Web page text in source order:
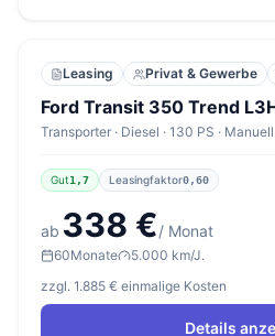
Leasing Privat & Gewerbe
Transporter · Diesel · 130 PS ·
Gut1,7 Leasingfaktor0,60
ab 338 €/ Monat
60Monate
5.000 km/J.
zzgl. 1.885 € einmalige Kosten
Details